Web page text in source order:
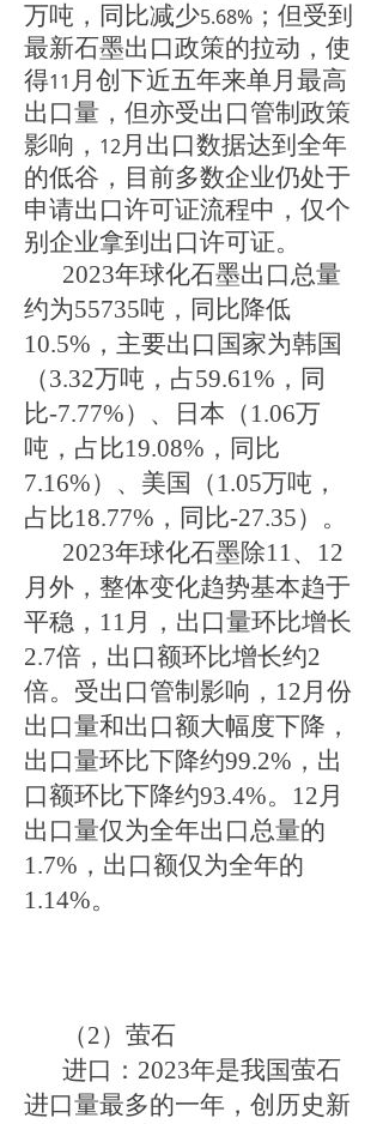
万吨，同比减少5.68% ；但受到
最新石墨出口政策的拉动，使
得11 月创下近五年来单月最高
出口量，但亦受出口管制政策
影响， 12月出口数据达到全年
的低谷，目前多数企业仍处于
申请出口许可证流程中，仅个
别企业拿到出口许可证。
2023年球化石墨出口总量
约为55735吨，同比降低
10.5% ，主要出口国家为韩国
（3.32万吨，占59.61%，同
比-7.77%）、日本（1.06万
吨，占比19.08%，同比
7.16%）、美国（1.05万吨，
占比18.77%，同比-27.35）。
2023年球化石墨除11、12
月外， 整体变化趋势基本趋于
平稳 ， 11月，出口量环比增长
2.7倍，出口额环比增长约2
倍。受出口管制影响，12月份
出口量和出口额大幅度下降，
出口量环比下降约99.2%，出
口额环比下降约93.4%。12月
出口量仅为全年出口总量的
1.7%，出口额仅为全年的
1.14%。
（2）萤石
进口： 2023年是我国萤石
进口量最多的一年，创历史新